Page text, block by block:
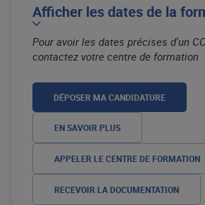
Afficher les dates de la
Pour avoir les dates précises d'un
contactez votre centre de formation
DÉPOSER MA CANDIDATURE
EN SAVOIR PLUS
APPELER LE CENTRE DE FORMATION
RECEVOIR LA DOCUMENTATION